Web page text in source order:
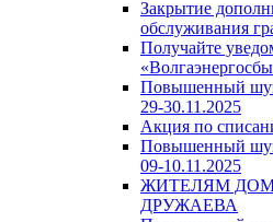
Закрытие
обслуживания
Получайте
Повышенный
29-30.11.2025
Акция по
Повышенный
09-10.11.2025
ЖИТЕЛЯМ
ДРУЖАЕВА